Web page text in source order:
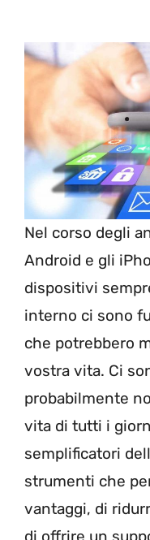
Nel corso degli
Android e gli
dispositivi
interno ci sono
che potrebbero
vostra vita. Ci
probabilmente
vita di tutti i
semplificatori
strumenti che
vantaggi, di